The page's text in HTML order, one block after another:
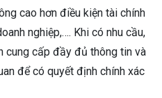
cao hơn điều kiện tài chính
nghiệp,…. Khi có nhu cầu,
cung cấp đầy đủ thông tin và
để có quyết định chính xác